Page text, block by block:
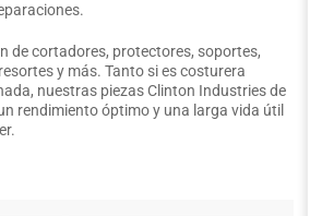
de cortadores, protectores, soportes,
y más. Tanto si es costurera
nuestras piezas Clinton Industries de
rendimiento óptimo y una larga vida útil